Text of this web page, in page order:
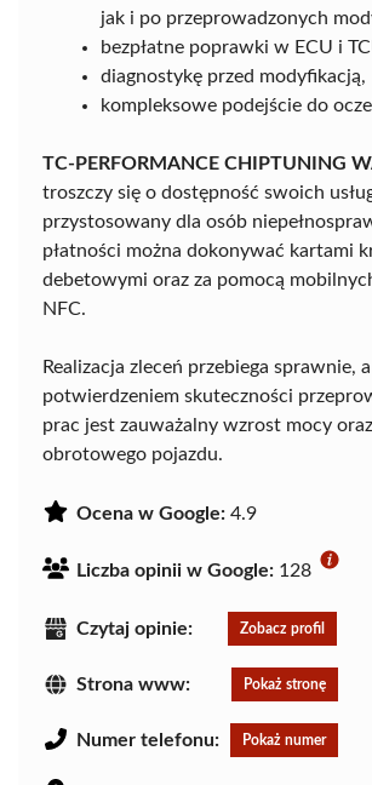
jak i po przeprowadzonych
bezpłatne poprawki w ECU i
diagnostykę przed modyfikacją,
kompleksowe podejście do
TC-PERFORMANCE CHIPTUNING
troszczy się o dostępność swoich
przystosowany dla osób
płatności można dokonywać kartami
debetowymi oraz za pomocą
NFC.
Realizacja zleceń przebiega sprawnie, a
potwierdzeniem skuteczności
prac jest zauważalny wzrost mocy
obrotowego pojazdu.
Ocena w Google: 4.9
Liczba opinii w Google: 128
Czytaj opinie: Zobacz profil
Strona www: Pokaż stronę
Numer telefonu: Pokaż numer